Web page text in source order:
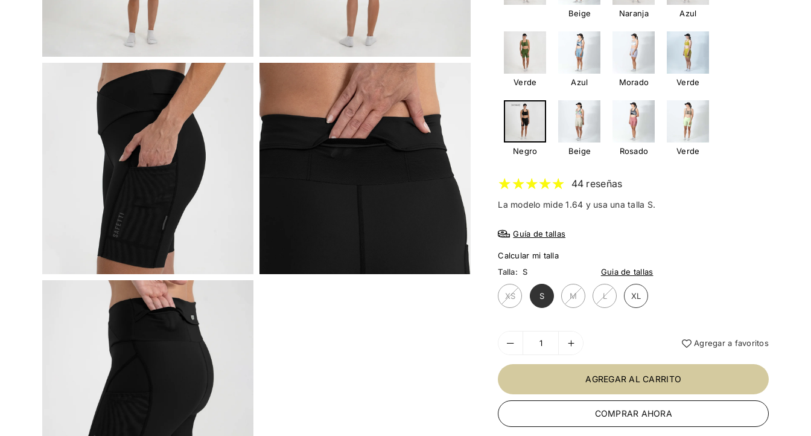
Beige Naranja Azul
Verde Azul Morado Verde
Negro Beige Rosado Verde
44 reseñas
La modelo mide 1.64 y usa una talla S.
Guía de tallas
Calcular mi talla
Talla: S Guia de tallas
XS S M L XL
Agregar a favoritos
AGREGAR AL CARRITO
COMPRAR AHORA